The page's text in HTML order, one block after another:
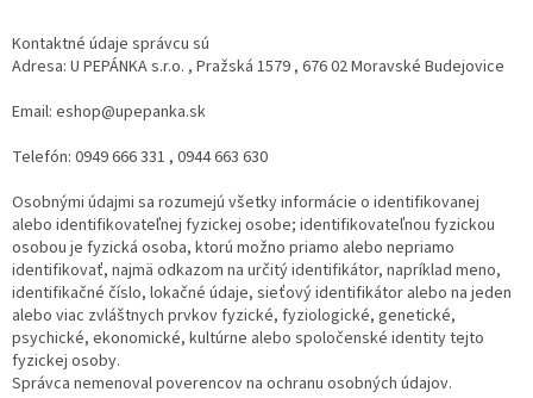
Kontaktné údaje správcu sú
Adresa: U PEPÁNKA s.r.o. , Pražská 1579 , 676 02 Moravské Budejovice
Email: eshop@upepanka.sk
Telefón: 0949 666 331 , 0944 663 630
Osobnými údajmi sa rozumejú všetky informácie o identifikovanej
alebo identifikovateľnej fyzickej osobe; identifikovateľnou fyzickou
osobou je fyzická osoba, ktorú možno priamo alebo nepriamo
identifikovať, najmä odkazom na určitý identifikátor, napríklad meno,
identifikačné číslo, lokačné údaje, sieťový identifikátor alebo na jeden
alebo viac zvláštnych prvkov fyzické, fyziologické, genetické,
psychické, ekonomické, kultúrne alebo spoločenské identity tejto
fyzickej osoby.
Správca nemenoval poverencov na ochranu osobných údajov.